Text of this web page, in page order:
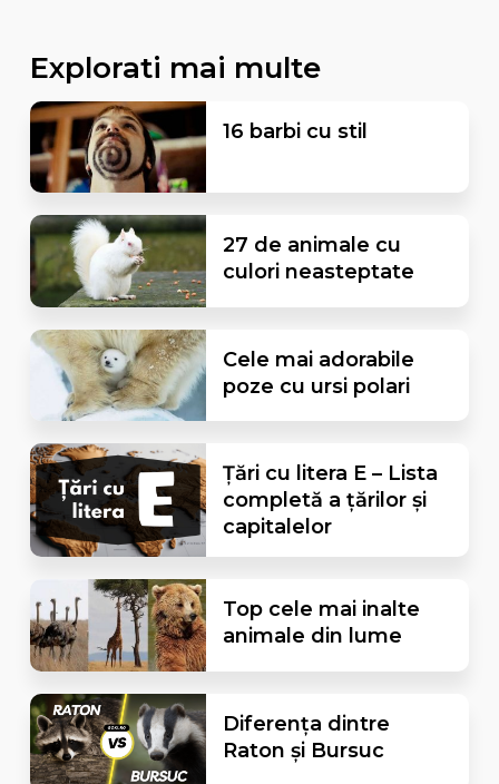
Explorati mai multe
16 barbi cu stil
27 de animale cu
culori neasteptate
Cele mai adorabile
poze cu ursi polari
Țări cu litera E – Lista
completă a țărilor și
capitalelor
Top cele mai inalte
animale din lume
Diferența dintre
Raton și Bursuc